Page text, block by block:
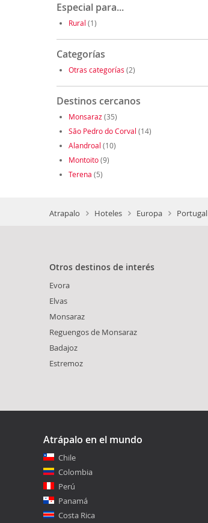
Especial para...
Rural (1)
Categorías
Otras categorías (2)
Destinos cercanos
Monsaraz (35)
São Pedro do Corval (14)
Alandroal (10)
Montoito(9)
Terena (5)
Atrapalo Hoteles Europa Portugal
Otros destinos de interés
Evora
Elvas
Monsaraz
Reguengos de Monsaraz
Badajoz
Estremoz
Atrápalo en el mundo
Chile
Colombia
Perú
Panamá
Costa Rica